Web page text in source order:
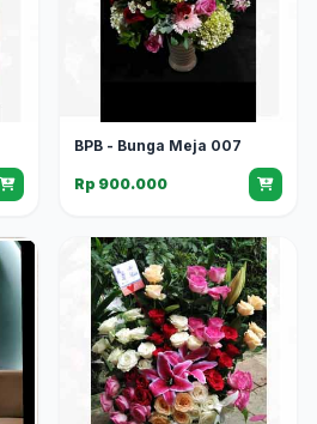
BPB - Bunga Meja 007
Rp 900.000